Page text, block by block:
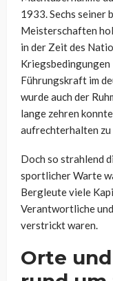
1933. Sechs seiner
Meisterschaften
in der Zeit des
Kriegsbedingungen
Führungskraft im
wurde auch der
lange zehren
aufrechterhalten zu
Doch so strahlend
sportlicher Warte
Bergleute viele
Verantwortliche
verstrickt waren.
Orte